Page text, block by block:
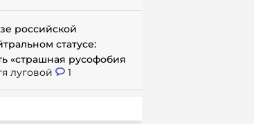
российской
статусе:
«страшная русофобия
луговой 1